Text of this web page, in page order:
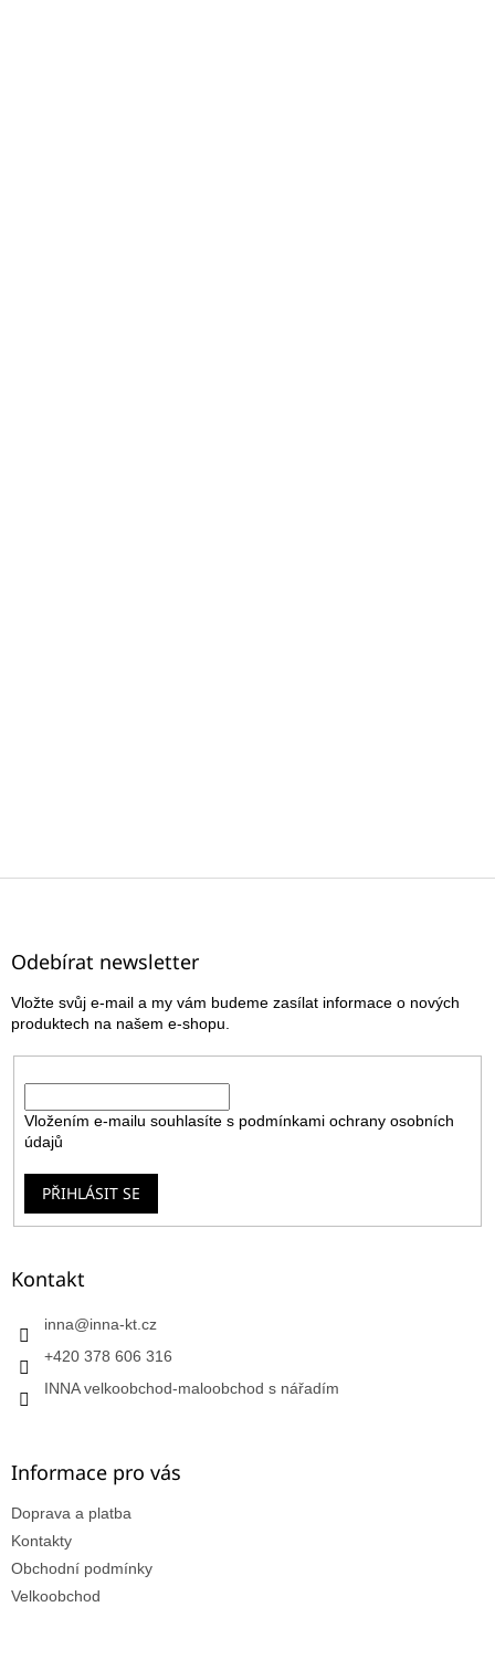
Z
Odebírat newsletter
Vložte svůj e-mail a my vám budeme zasílat informace o nových
produktech na našem e-shopu.
Vložením e-mailu souhlasíte s podmínkami ochrany osobních
údajů
PŘIHLÁSIT SE
Kontakt
inna@inna-kt.cz
+420 378 606 316
INNA velkoobchod-maloobchod s nářadím
Informace pro vás
Doprava a platba
Kontakty
Obchodní podmínky
Velkoobchod